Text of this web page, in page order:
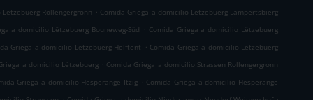
Rollengergronn . Comida Griega a domicilio Lëtzebuerg Lampertsbierg
a domicilio Lëtzebuerg Bouneweg-Süd . Comida Griega a domicilio Lëtzebuerg
Griega a domicilio Lëtzebuerg Helftent . Comida Griega a domicilio Lëtzebuerg
a domicilio Lëtzebuerg . Comida Griega a domicilio Strassen Rollengergronn
Griega a domicilio Hesperange Itzig . Comida Griega a domicilio Hesperange
. .